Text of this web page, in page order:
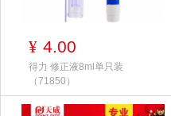
¥ 4.00
得力 修正液8ml单只装
（71850）